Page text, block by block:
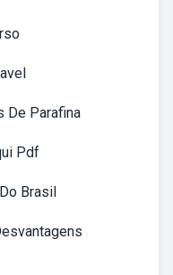
De Parafina
Pdf
Brasil